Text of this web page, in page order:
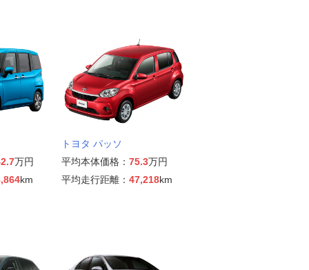
万円
km
トヨタ パッソ
平均本体価格： 75.3万円
平均走行距離： 47,218km